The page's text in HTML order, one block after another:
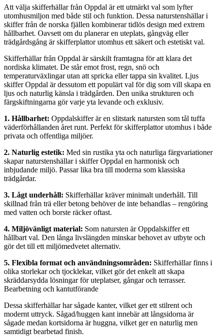
Att välja skifferhällar från Oppdal är ett utmärkt val som lyfter
utomhusmiljon med både stil och funktion. Dessa naturstenshällar i
skiffer från de norska fjällen kombinerar tidlös design med extrem
hållbarhet. Oavsett om du planerar en uteplats, gångväg eller
trädgårdsgång är skifferplattor utomhus ett säkert och estetiskt val.
Skifferhällar från Oppdal är särskilt framtagna för att klara det
nordiska klimatet. De står emot frost, regn, snö och
temperaturväxlingar utan att spricka eller tappa sin kvalitet. Ljus
skiffer Oppdal är dessutom ett populärt val för dig som vill skapa en
ljus och naturlig känsla i trädgården. Den unika strukturen och
färgskiftningarna gör varje yta levande och exklusiv.
1. Hållbarhet: Oppdalskiffer är en slitstark natursten som tål tuffa
väderförhållanden året runt. Perfekt för skifferplattor utomhus i både
privata och offentliga miljöer.
2. Naturlig estetik: Med sin rustika yta och naturliga färgvariationer
skapar naturstenshällar i skiffer Oppdal en harmonisk och
inbjudande miljö. Passar lika bra till moderna som klassiska
trädgårdar.
3. Lågt underhåll: Skifferhällar kräver minimalt underhåll. Till
skillnad från trä eller betong behöver de inte behandlas – rengöring
med vatten och borste räcker oftast.
4. Miljövänligt material: Som natursten är Oppdalskiffer ett
hållbart val. Den långa livslängden minskar behovet av utbyte och
gör det till ett miljömedvetet alternativ.
5. Flexibla format och användningsområden: Skifferhällar finns i
olika storlekar och tjocklekar, vilket gör det enkelt att skapa
skräddarsydda lösningar för uteplatser, gångar och terrasser.
Bearbetning och kantutförande
Dessa skifferhällar har sågade kanter, vilket ger ett stilrent och
modernt uttryck. Sågad/huggen kant innebär att långsidorna är
sågade medan kortsidorna är huggna, vilket ger en naturlig men
samtidigt bearbetad finish.